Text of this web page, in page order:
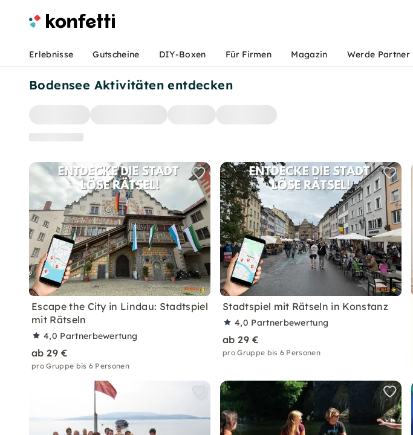
Bodensee Aktivitäten entdecken
Escape the City in Lindau: Stadtspiel
mit Rätseln
4,0 Partnerbewertung
ab 29 €
pro Gruppe bis 6 Personen
Stadtspiel mit Rätseln in Konstanz
4,0 Partnerbewertung
ab 29 €
pro Gruppe bis 6 Personen
Erlebnisse Gutscheine DIY-Boxen Für Firmen Magazin Werde Partner